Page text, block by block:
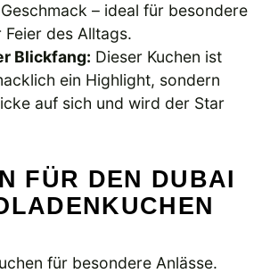
– ideal für besondere
des Alltags.
Blickfang: Dieser Kuchen ist
ein Highlight, sondern
auf sich und wird der Star
FÜR DEN DUBAI
für besondere Anlässe.